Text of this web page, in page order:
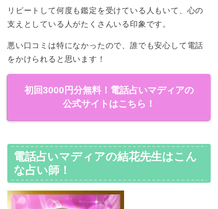
リピートして何度も鑑定を受けている人もいて、心の
支えとしている人がたくさんいる印象です。
悪い口コミは特になかったので、誰でも安心して電話
をかけられると思います！
初回3000円分無料！電話占いマディアの
公式サイトはこちら！
電話占いマディアの結花先生はこん
な占い師！